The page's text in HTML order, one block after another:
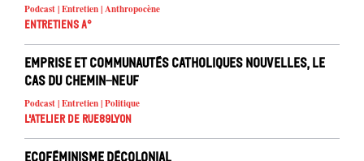
Podcast | Entretien | Anthropocène
Entretiens A°
Emprise et communautés catholiques nouvelles, le
cas du Chemin-Neuf
Podcast | Entretien | Politique
L'atelier de Rue89Lyon
Ecoféminisme décolonial